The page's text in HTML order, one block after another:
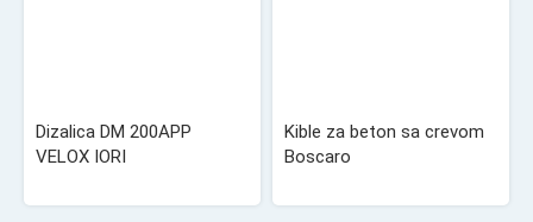
Dizalica DM 200APP
VELOX IORI
Kible za beton sa crevom
Boscaro